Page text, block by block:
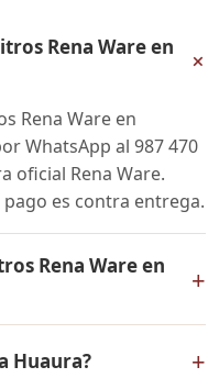
Rena Ware en
+
Rena Ware en
WhatsApp al 987 470
oficial Rena Ware.
es contra entrega.
Rena Ware en
+
para conocer
Huaura? +